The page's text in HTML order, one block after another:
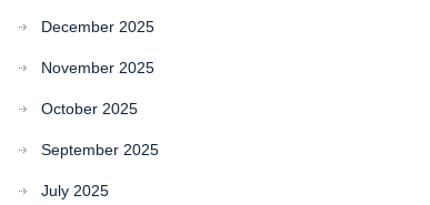
December 2025
November 2025
October 2025
September 2025
July 2025